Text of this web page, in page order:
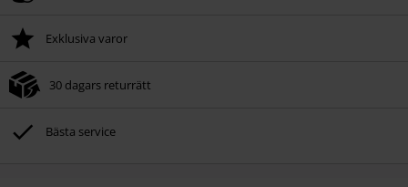
Exklusiva varor
30 dagars returrätt
Bästa service